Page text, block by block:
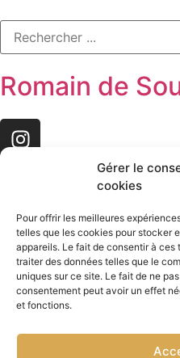
Gérer le
cookies
Pour offrir les meilleures
telles que les cookies pour stocker
appareils. Le fait de consentir à
traiter des données telles que le
uniques sur ce site. Le fait de ne
consentement peut avoir un effet
et fonctions.
Romain de
Accueil Sculptures &
Garde corps
Presse